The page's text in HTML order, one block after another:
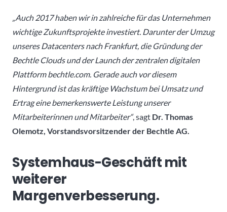
„Auch 2017 haben wir in zahlreiche für das Unternehmen
wichtige Zukunftsprojekte investiert. Darunter der Umzug
unseres Datacenters nach Frankfurt, die Gründung der
Bechtle Clouds und der Launch der zentralen digitalen
Plattform bechtle.com. Gerade auch vor diesem
Hintergrund ist das kräftige Wachstum bei Umsatz und
Ertrag eine bemerkenswerte Leistung unserer
Mitarbeiterinnen und Mitarbeiter“, sagt Dr. Thomas
Olemotz, Vorstandsvorsitzender der Bechtle AG.
Systemhaus-Geschäft mit
weiterer
Margenverbesserung.